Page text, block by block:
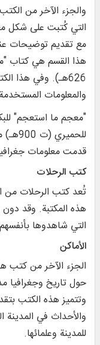
والجزء الآخر من
التي كُتبت على شكل
مع تقديم توضيحات
هذا القسم هي كتاب
626هـ). وفي هذا
والمعلومات
قدمت معلومات
كتب الرحلات
تُعد كتب الرحلات من
هذه المكتبة. وقد
التي شاهدوها
الأماكن
الجزء الآخر من كتب
حول تاريخ وجغرافيا
وتتميز هذه الكتب
والأحداث في المدينة
للمدينة وعلمائها.